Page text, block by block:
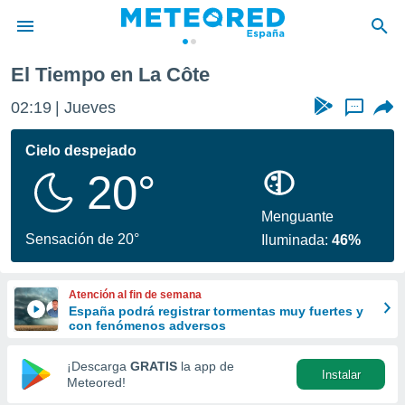
de
por
se
calidad.
a este
las
y
forma
digital
basada
El Tiempo en La Côte
02:19 Jueves ...
Cielo despejado
20°
Sensación de 20°
Menguante
Iluminada:46%
Atención al fin de semana
España podrá registrar tormentas muy fuertes y
con fenómenos adversos
¡Descarga GRATIS la app de
Meteored!
Instalar